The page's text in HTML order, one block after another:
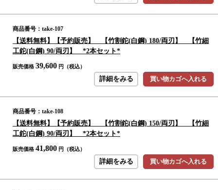
商品番号：take-107
【送料無料】【予約販売】 【竹割鉈(白鋼) 180/両刃】 【竹細
工鉈(白鋼) 90/両刃】 *2本セット*
販売価格 39,600 円（税込）
買い物カゴへ入れる
詳細をみる
商品番号：take-108
【送料無料】【予約販売】 【竹割鉈(白鋼) 150/両刃】 【竹細
工鉈(白鋼) 90/両刃】 *2本セット*
販売価格 41,800 円（税込）
買い物カゴへ入れる
詳細をみる